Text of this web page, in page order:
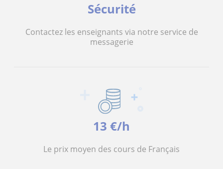
Sécurité
Contactez les enseignants via notre service de
messagerie
13 €/h
Le prix moyen des cours de Français